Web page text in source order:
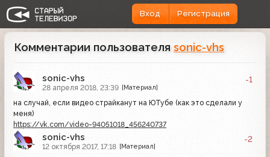
Вход Регистрация
Комментарии пользователя sonic-vhs
sonic-vhs
28 апреля 2018, 23:39 [Материал]
-1
на случай, если видео страйканут на ЮТубе (как это сделали у
меня)
https://vk.com/video-94051018_456240737
sonic-vhs
12 октября 2017, 17:18 [Материал]
-2